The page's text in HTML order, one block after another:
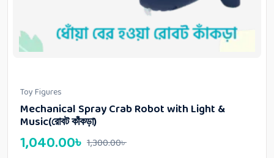
Toy Figures
Mechanical Spray Crab Robot with Light &
Music(রোবট কাঁকড়া)
1,300.00৳
1,040.00৳